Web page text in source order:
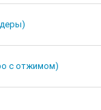
с отжимом)